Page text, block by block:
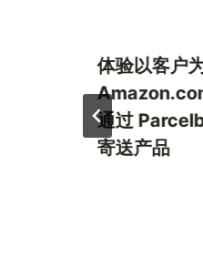
体验以客户
通过
寄送产品